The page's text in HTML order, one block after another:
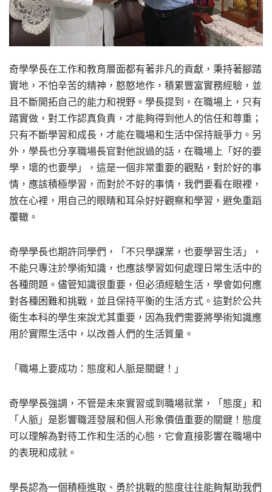
奇學學長在工作和教育層面都有著非凡的貢獻，秉持著腳踏
實地，不怕辛苦的精神，憨憨地作，積累豐富實務經驗，並
且不斷開拓自己的能力和視野。學長提到，在職場上，只有
踏實做，對工作認真負責，才能夠得到他人的信任和尊重；
只有不斷學習和成長，才能在職場和生活中保持競爭力。另
外，學長也分享職場長官對他說過的話，在職場上「好的要
學，壞的也要學」，這是一個非常重要的觀點，對於好的事
情，應該積極學習，而對於不好的事情，我們要看在眼裡，
放在心裡，用自己的眼睛和耳朵好好觀察和學習，避免重蹈
覆轍。
奇學學長也期許同學們，「不只學課業，也要學習生活」，
不能只專注於學術知識，也應該學習如何處理日常生活中的
各種問題。儘管知識很重要，但必須經驗生活，學會如何應
對各種困難和挑戰，並且保持平衡的生活方式。這對於公共
衛生本科的學生來說尤其重要，因為我們需要將學術知識應
用於實際生活中，以改善人們的生活質量。
「職場上要成功：態度和人脈是關鍵！」
奇學學長強調，不管是未來實習或到職場就業，「態度」和
「人脈」是影響職涯發展和個人形象價值重要的關鍵！態度
可以理解為對待工作和生活的心態，它會直接影響在職場中
的表現和成就。
學長認為一個積極進取、勇於挑戰的態度往往能夠幫助我們